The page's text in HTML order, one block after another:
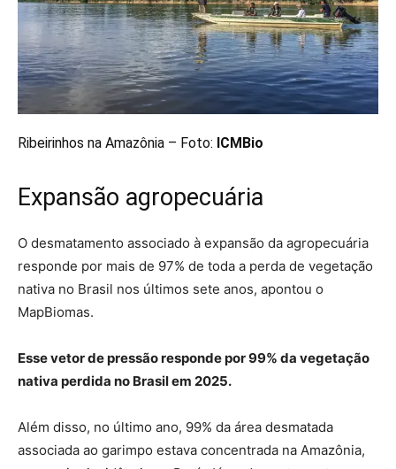
Ribeirinhos na Amazônia – Foto: ICMBio
Expansão agropecuária
O desmatamento associado à expansão da agropecuária
responde por mais de 97% de toda a perda de vegetação
nativa no Brasil nos últimos sete anos, apontou o
MapBiomas.
Esse vetor de pressão responde por 99% da vegetação
nativa perdida no Brasil em 2025.
Além disso, no último ano, 99% da área desmatada
associada ao garimpo estava concentrada na Amazônia,